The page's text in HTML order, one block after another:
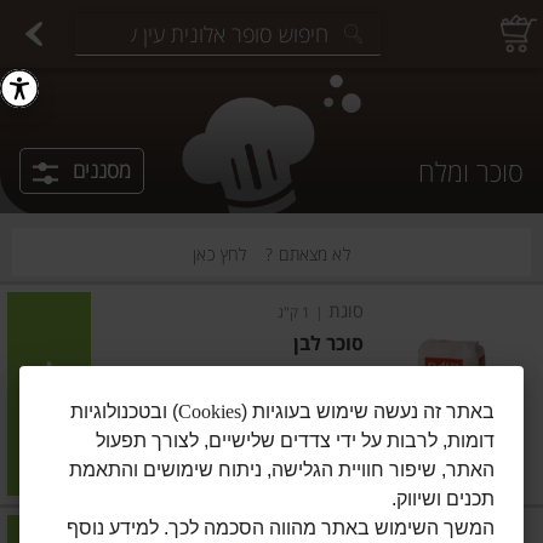
סוכר ומלח מסננים
לא מצאתם ? לחץ כאן
סוגת 1 ק"ג
סוכר לבן
מחיר מחירון ₪5.90
₪0.59 ל-100 גרם
הוסיפו
סלית 1 ק"ג
באתר זה נעשה שימוש בעוגיות (Cookies) ובטכנולוגיות
דומות, לרבות על ידי צדדים שלישיים, לצורך תפעול
האתר, שיפור חוויית הגלישה, ניתוח שימושים והתאמת
תכנים ושיווק.
המשך השימוש באתר מהווה הסכמה לכך. למידע נוסף